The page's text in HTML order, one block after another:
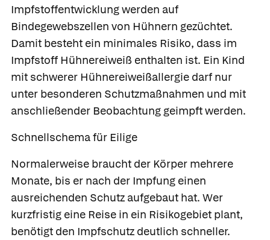
Impfstoffentwicklung werden auf
Bindegewebszellen von Hühnern gezüchtet.
Damit besteht ein minimales Risiko, dass im
Impfstoff Hühnereiweiß enthalten ist. Ein Kind
mit schwerer Hühnereiweißallergie darf nur
unter besonderen Schutzmaßnahmen und mit
anschließender Beobachtung geimpft werden.
Schnellschema für Eilige
Normalerweise braucht der Körper mehrere
Monate, bis er nach der Impfung einen
ausreichenden Schutz aufgebaut hat. Wer
kurzfristig eine Reise in ein Risikogebiet plant,
benötigt den Impfschutz deutlich schneller.